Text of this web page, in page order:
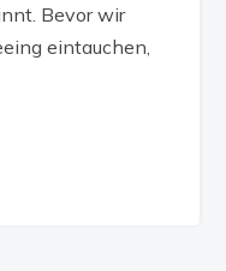
Bevor wir
eintauchen,